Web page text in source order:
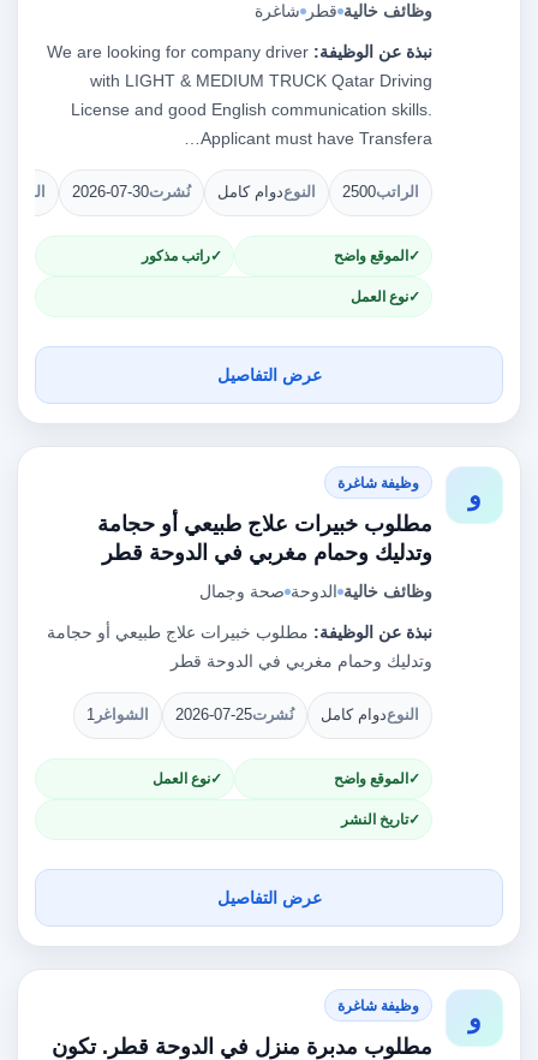
وظائف خالية قطر شاغرة
نبذة عن الوظيفة: We are looking for company driver
with LIGHT & MEDIUM TRUCK Qatar Driving
License and good English communication skills.
Applicant must have Transfera…
الراتب2500 النوعدوام كامل نُشرت2026-07-30
الموقع واضح راتب مذكور
نوع العمل
عرض التفاصيل
و وظيفة شاغرة
مطلوب خبيرات علاج طبيعي أو حجامة
وتدليك وحمام مغربي في الدوحة قطر
وظائف خالية الدوحة صحة وجمال
نبذة عن الوظيفة: مطلوب خبيرات علاج طبيعي أو حجامة
وتدليك وحمام مغربي في الدوحة قطر
النوعدوام كامل نُشرت2026-07-25 الشواغر 1
الموقع واضح نوع العمل
تاريخ النشر
عرض التفاصيل
و وظيفة شاغرة
مطلوب مدبرة منزل في الدوحة قطر. تكون